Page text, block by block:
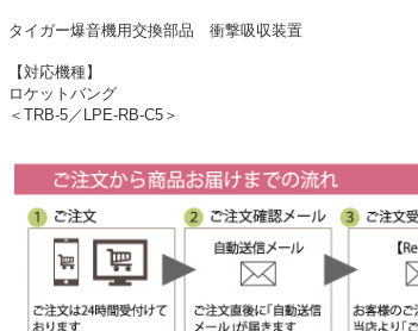
タイガー爆音機用交換部品 衝撃吸収装置
【対応機種】
ロケットバング
＜TRB-5／LPE-RB-C5＞